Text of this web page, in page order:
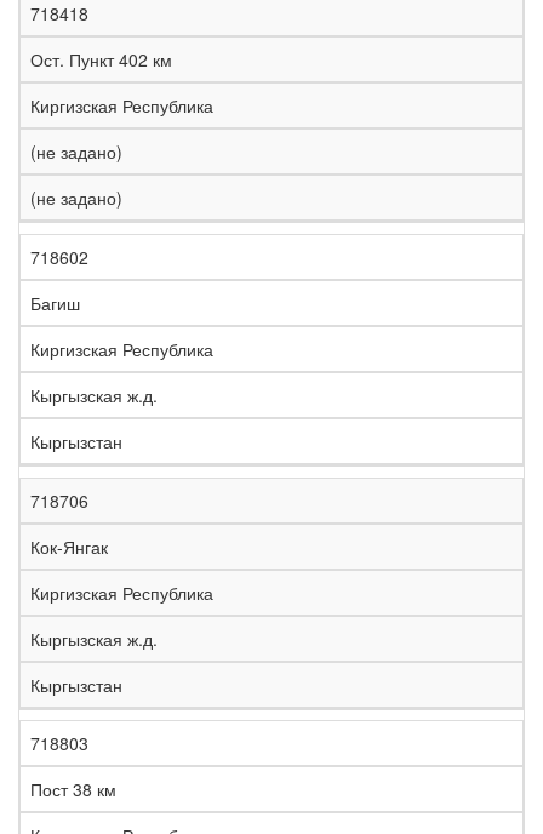
К
о
д
Н
а
з
в
а
н
и
е
С
т
а
а
е
л
е
з
н
я
о
о
а
е
и
н
718418
Ост. Пункт 402 км
Киргизская Республика
(не задано)
(не задано)
718602
Багиш
Киргизская Республика
Кыргызская ж.д.
Кыргызстан
718706
Кок-Янгак
Киргизская Республика
Кыргызская ж.д.
Кыргызстан
718803
Пост 38 км